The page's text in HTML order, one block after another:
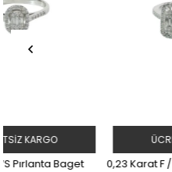
0,23 Karat F / SI Pırlanta Baget
ÜCRETSIZ KARGO